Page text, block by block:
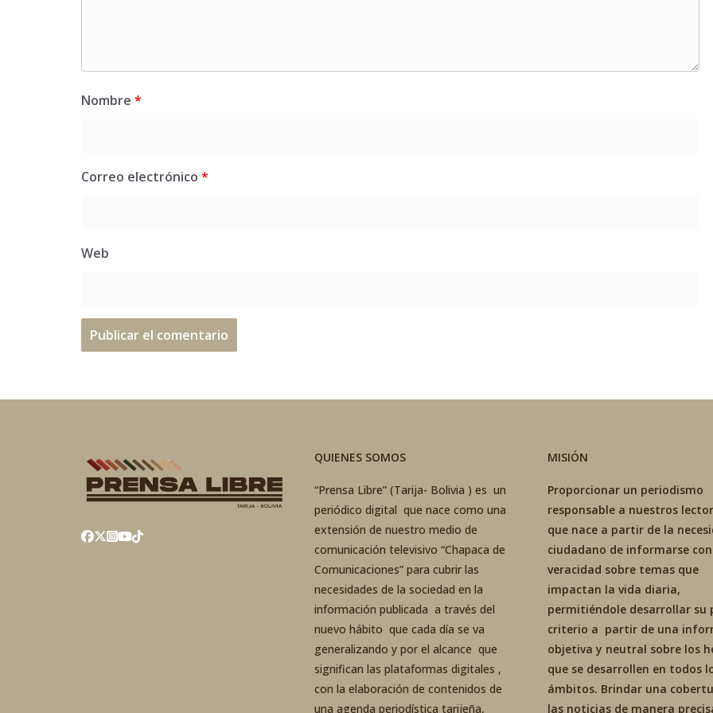
Nombre *
Correo electrónico *
Web
QUIENES SOMOS
“Prensa Libre” (Tarija- Bolivia ) es un
periódico digital que nace como una
extensión de nuestro medio de
comunicación televisivo “Chapaca de
Comunicaciones” para cubrir las
necesidades de la sociedad en la
información publicada a través del
nuevo hábito que cada día se va
generalizando y por el alcance que
significan las plataformas digitales ,
con la elaboración de contenidos de
una agenda periodística tarijeña,
MISIÓN
Proporcionar un periodismo
responsable a nuestros
que nace a partir de la
ciudadano de informarse con
veracidad sobre temas que
impactan la vida diaria,
permitiéndole desarrollar su
criterio a partir de una
objetiva y neutral sobre los
que se desarrollen en todos
ámbitos. Brindar una
las noticias de manera